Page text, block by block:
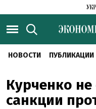
НОВОСТИ ПУБЛИКАЦИИ
Курченко
санкции